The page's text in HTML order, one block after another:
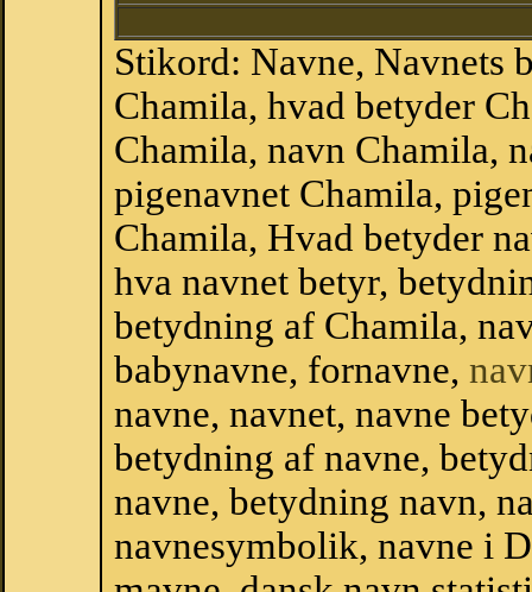
Stikord: Navne, Navnets
Chamila, hvad betyder
Chamila, navn Chamila,
pigenavnet Chamila,
Chamila, Hvad betyder
hva navnet betyr,
betydning af Chamila,
babynavne, fornavne,
navne, navnet, navne
betydning af navne,
navne, betydning navn,
navnesymbolik, navne i